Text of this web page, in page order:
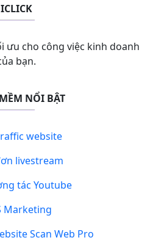
ICLICK
ưu cho công việc kinh doanh
bạn.
NỔI BẬT
website
livestream
tác Youtube
Marketing
Scan Web Pro